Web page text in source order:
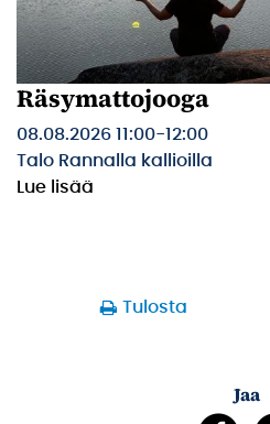
Räsymattojooga
08.08.2026 11:00-12:00
Talo Rannalla kallioilla
Lue lisää
Tulosta
Jaa